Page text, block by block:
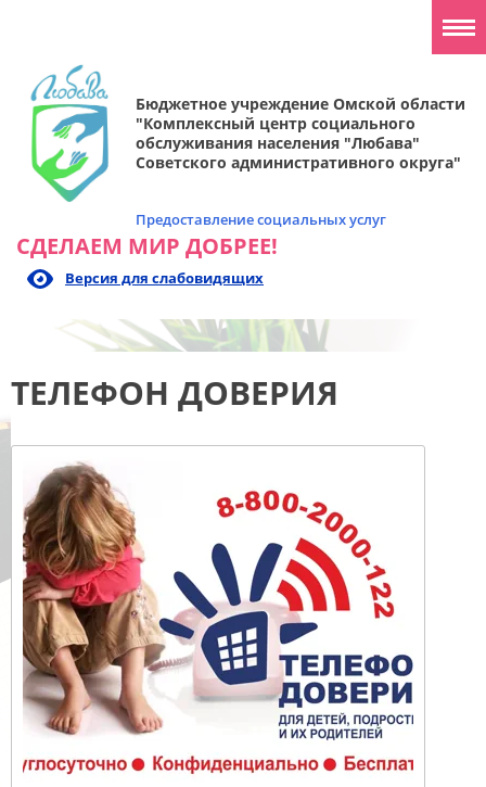
Бюджетное учреждение Омской области
"Комплексный центр социального
обслуживания населения "Любава"
Советского административного округа"
Предоставление социальных услуг
СДЕЛАЕМ МИР ДОБРЕЕ!
Версия для слабовидящих
ТЕЛЕФОН ДОВЕРИЯ